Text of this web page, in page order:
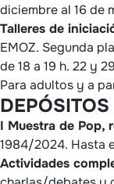
diciembre al 16 de
Talleres de
EMOZ. Segunda
de 18 a 19 h. 22 y
Para adultos y a
I Muestra de Pop,
1984/2024. Hasta
Actividades